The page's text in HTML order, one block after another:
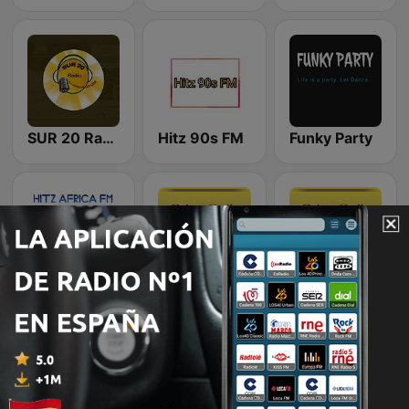
SUR 20 Radio Hitz 90s FM Funky Party
Hitz Africa FM Deluxe Radio - Varios